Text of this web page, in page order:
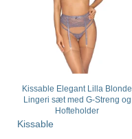
Kissable Elegant Lilla Blonde
Lingeri sæt med G-Streng og
Hofteholder
Kissable